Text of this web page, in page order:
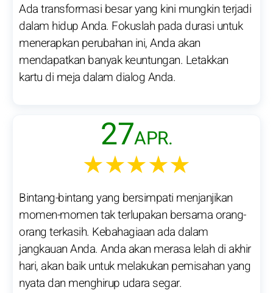
Ada transformasi besar yang kini mungkin terjadi
dalam hidup Anda. Fokuslah pada durasi untuk
menerapkan perubahan ini, Anda akan
mendapatkan banyak keuntungan. Letakkan
kartu di meja dalam dialog Anda.
27APR.
★★★★★
Bintang-bintang yang bersimpati menjanjikan
momen-momen tak terlupakan bersama orang-
orang terkasih. Kebahagiaan ada dalam
jangkauan Anda. Anda akan merasa lelah di akhir
hari, akan baik untuk melakukan pemisahan yang
nyata dan menghirup udara segar.